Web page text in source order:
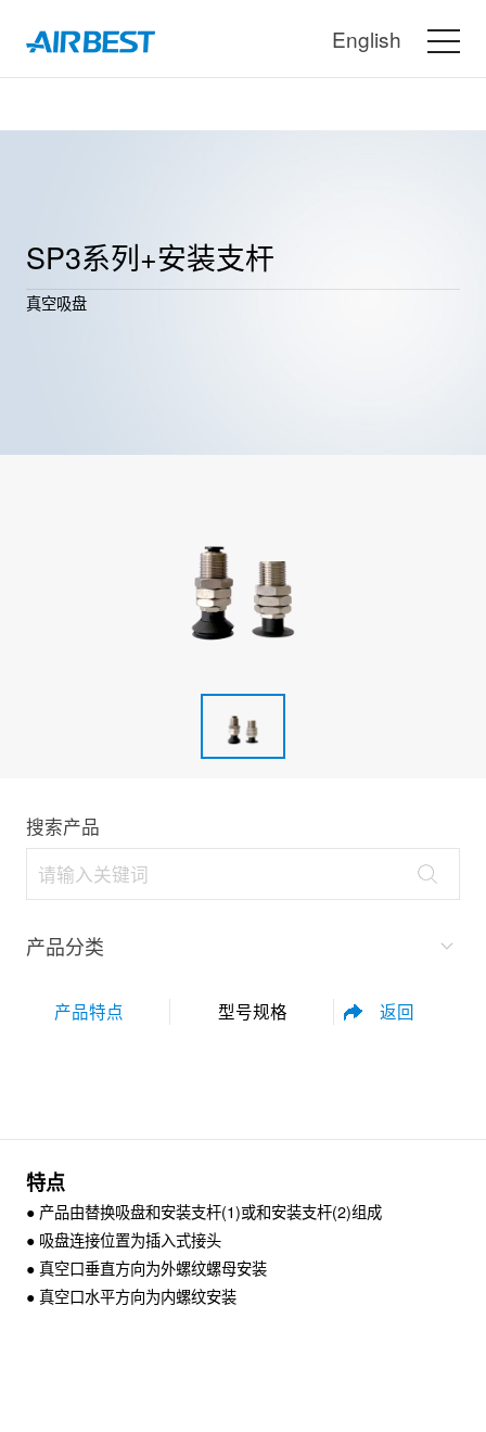
English
SP3系列+安装支杆
真空吸盘
搜索产品
产品分类
产品特点 型号规格 返回
特点
● 产品由替换吸盘和安装支杆(1)或和安装支杆(2)组成
● 吸盘连接位置为插入式接头
● 真空口垂直方向为外螺纹螺母安装
● 真空口水平方向为内螺纹安装